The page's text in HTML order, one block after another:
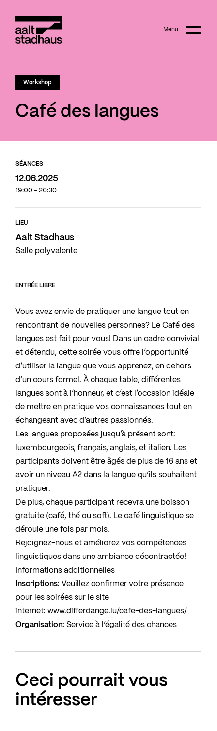
Main content Menu
Workshop
Café des langues
SÉANCES
12.06.2025
19:00 - 20:30
LIEU
Aalt Stadhaus
Salle polyvalente
ENTRÉE LIBRE
Vous avez envie de pratiquer une langue tout en
rencontrant de nouvelles personnes? Le Café des
langues est fait pour vous! Dans un cadre convivial
et détendu, cette soirée vous offre l’opportunité
d’utiliser la langue que vous apprenez, en dehors
d’un cours formel. À chaque table, différentes
langues sont à l’honneur, et c’est l’occasion idéale
de mettre en pratique vos connaissances tout en
échangeant avec d’autres passionnés.
Les langues proposées jusqu’à présent sont:
luxembourgeois, français, anglais, et italien. Les
participants doivent être âgés de plus de 16 ans et
avoir un niveau A2 dans la langue qu’ils souhaitent
pratiquer.
De plus, chaque participant recevra une boisson
gratuite (café, thé ou soft). Le café linguistique se
déroule une fois par mois.
Rejoignez-nous et améliorez vos compétences
linguistiques dans une ambiance décontractée!
Informations additionnelles
Inscriptions: Veuillez confirmer votre présence
pour les soirées sur le site
internet: www.differdange.lu/cafe-des-langues/
Organisation: Service à l’égalité des chances
Ceci pourrait vous
intéresser